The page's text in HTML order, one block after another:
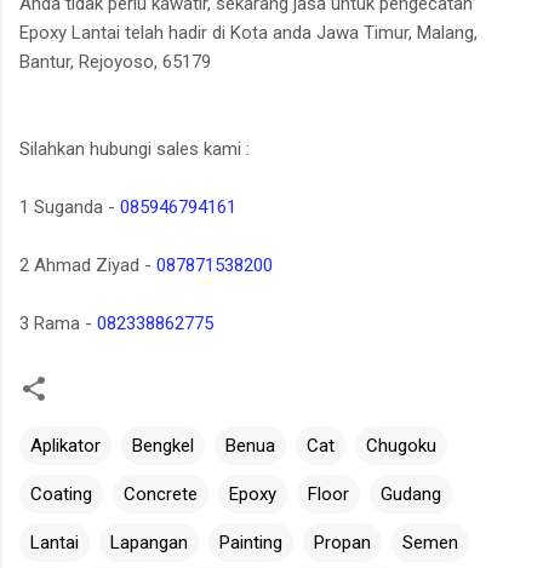
Epoxy Lantai telah hadir di Kota anda Jawa Timur, Malang,
Bantur, Rejoyoso, 65179
Silahkan hubungi sales kami :
1 Suganda - 085946794161
2 Ahmad Ziyad - 087871538200
3 Rama - 082338862775
Aplikator Bengkel Benua Cat Chugoku
Coating Concrete Epoxy Floor Gudang
Lantai Lapangan Painting Propan Semen